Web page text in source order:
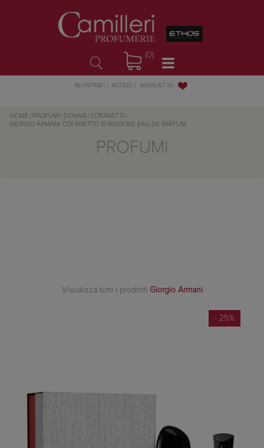
(0)
REGISTRATI ACCEDI WISHLIST (0)
HOME / PROFUMI / DONNA / COFANETTI /
GIORGIO ARMANI
COFANETTO SÌ PASSIONE EAU DE PARFUM
PROFUMI
Visualizza tutti i prodotti Giorgio Armani
- 25%